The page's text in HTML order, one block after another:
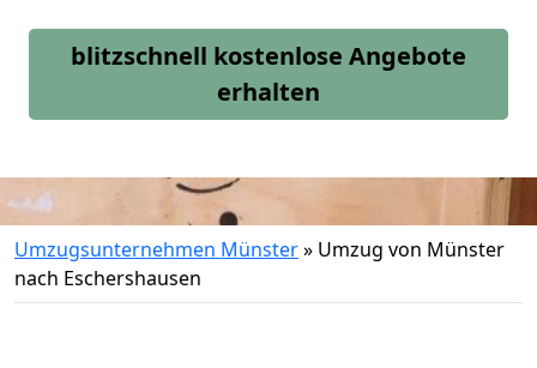
blitzschnell kostenlose Angebote
erhalten
Umzugsunternehmen Münster» Umzug von Münster
nach Eschershausen